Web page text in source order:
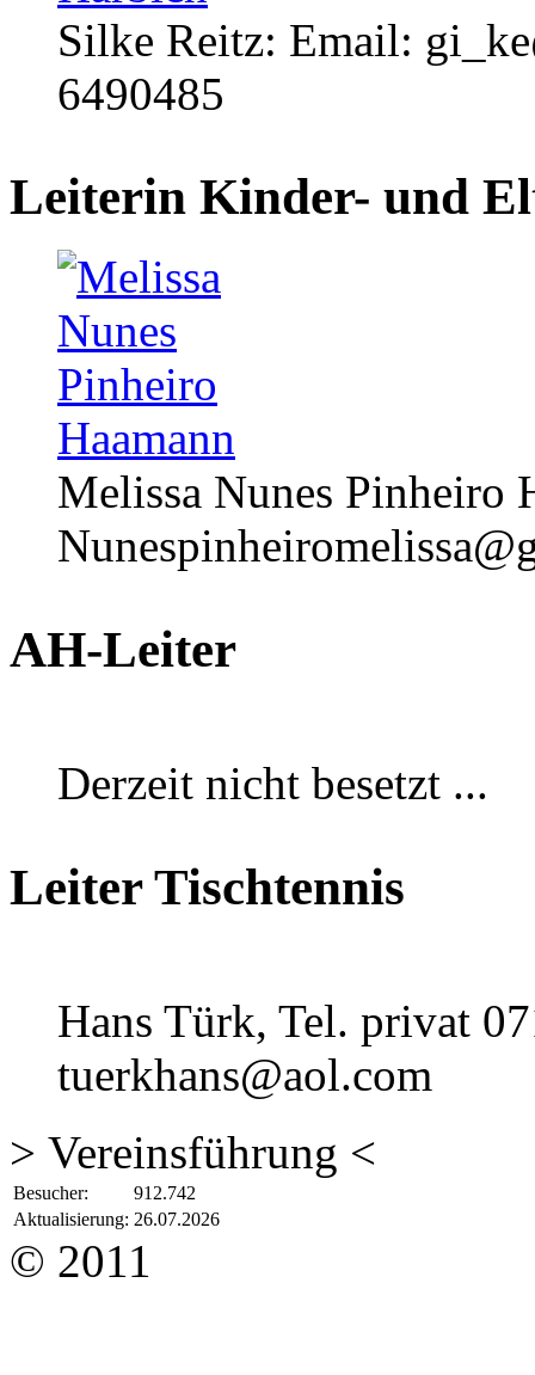
Silke Reitz: Email:
6490485
Leiterin Kinder- und
Melissa Nunes Pinheiro
AH-Leiter
Derzeit nicht besetzt ...
Leiter Tischtennis
Hans Türk, Tel. privat
tuerkhans@aol.com
> Vereinsführung <
Besucher:
912.742
Aktualisierung: 26.07.2026
© 2011